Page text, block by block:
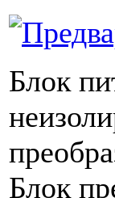
Блок
Блок